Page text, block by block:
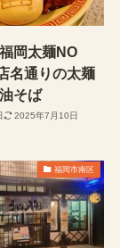
岡太麺NO
名通りの太麺
そば
2025年7月10日
福岡市南区